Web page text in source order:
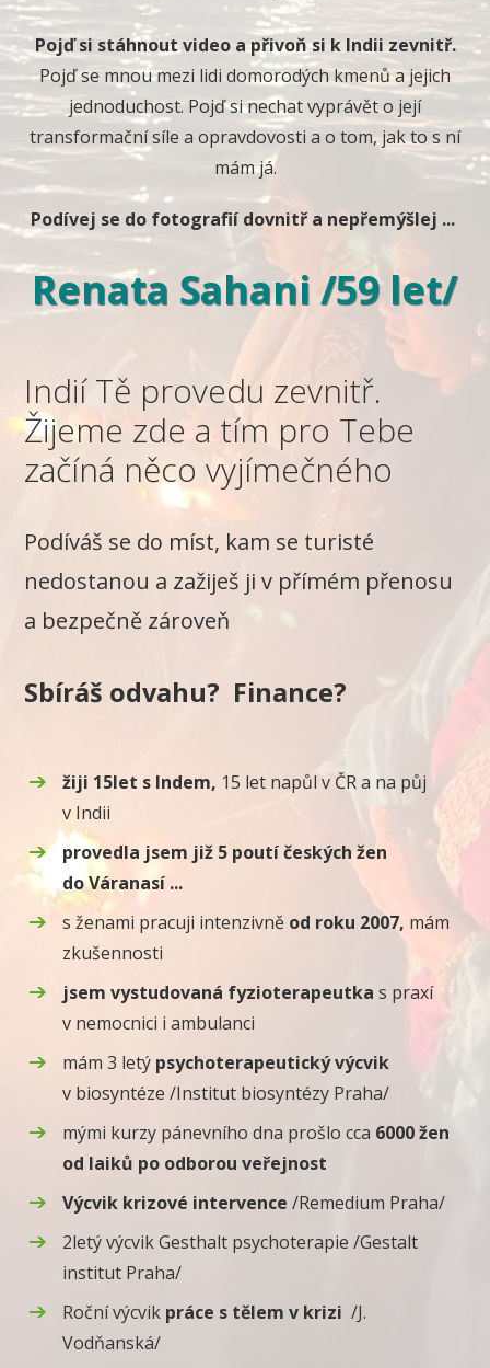
Pojď si stáhnout video a přivoň si k Indii zevnitř.
Pojď se mnou mezi lidi domorodých kmenů a jejich
jednoduchost. Pojď si nechat vyprávět o její
transformační síle a opravdovosti a o tom, jak to s ní
mám já.
Podívej se do fotografií dovnitř a nepřemýšlej ...
Renata Sahani /59 let/
Indií Tě provedu zevnitř.
Žijeme zde a tím pro Tebe
začíná něco vyjímečného
Podíváš se do míst, kam se turisté
nedostanou a zažiješ ji v přímém přenosu
a bezpečně zároveň
Sbíráš odvahu? Finance?
žiji 15let s Indem, 15 let napůl v ČR a na půj
v Indii
provedla jsem již 5 poutí českých žen
do Váranasí ...
s ženami pracuji intenzivně od roku 2007, mám
zkušennosti
jsem vystudovaná fyzioterapeutka s praxí
v nemocnici i ambulanci
mám 3 letý psychoterapeutický výcvik
v biosyntéze /Institut biosyntézy Praha/
mými kurzy pánevního dna prošlo cca 6000 žen
od laiků po odborou veřejnost
Výcvik krizové intervence /Remedium Praha/
2letý výcvik Gesthalt psychoterapie /Gestalt
institut Praha/
Roční výcvik práce s tělem v krizi /J.
Vodňanská/